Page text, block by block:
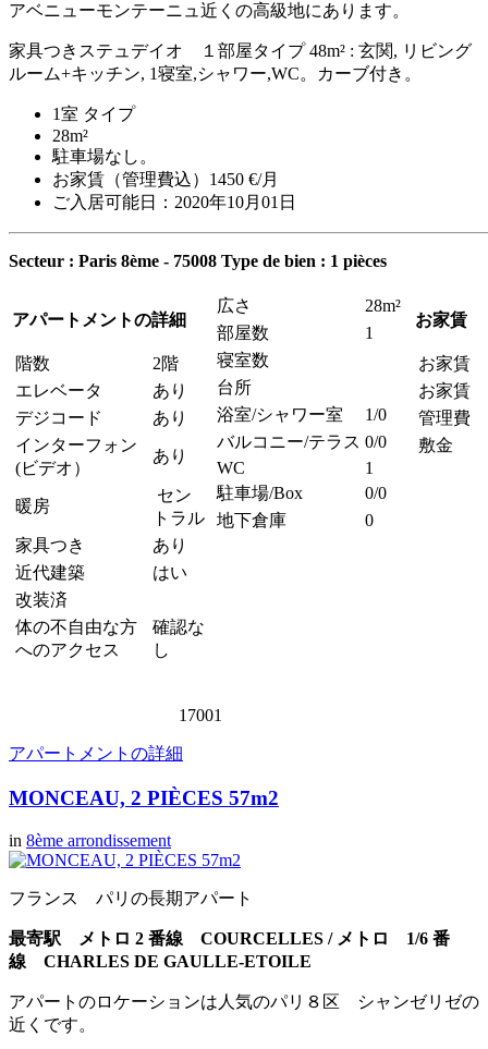
アベニューモンテーニュ近くの高級地にあります。
家具つきステュデイオ １部屋タイプ 48m² : 玄関, リビング
ルーム+キッチン, 1寝室,シャワー,WC。カーブ付き。
1室 タイプ
28m²
駐車場なし。
お家賃（管理費込）1450 €/月
ご入居可能日：2020年10月01日
Secteur : Paris 8ème - 75008 Type de bien : 1 pièces
アパートメントの詳細
階数
2階
エレベータ
あり
デジコード
あり
インターフォン
(ビデオ）
あり
暖房
セン
トラル
家具つき
あり
近代建築
はい
改装済
体の不自由な方
へのアクセス
確認な
し
広さ
28m²
部屋数
1
寝室数
台所
浴室/シャワー室
1/0
バルコニー/テラス 0/0
WC
1
駐車場/Box
0/0
地下倉庫
0
お家賃
お家賃
お家賃
管理費
敷金
17001
アパートメントの詳細
MONCEAU, 2 PIÈCES 57m2
in 8ème arrondissement
フランス パリの長期アパート
最寄駅 メトロ 2 番線 COURCELLES / メトロ 1/6 番
線 CHARLES DE GAULLE-ETOILE
アパートのロケーションは人気のパリ８区 シャンゼリゼの
近くです。